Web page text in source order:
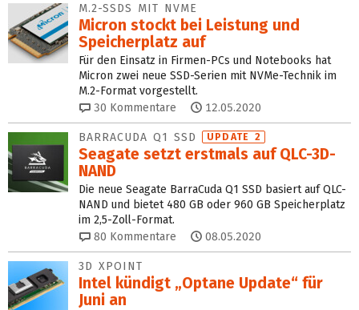
M.2-SSDS MIT NVME
Micron stockt bei Leistung und
Speicherplatz auf
Für den Einsatz in Firmen-PCs und Notebooks hat
Micron zwei neue SSD-Serien mit NVMe-Technik im
M.2-Format vorgestellt.
30 Kommentare 12.05.2020
BARRACUDA Q1 SSD UPDATE 2
Seagate setzt erstmals auf QLC-3D-
NAND
Die neue Seagate BarraCuda Q1 SSD basiert auf QLC-
NAND und bietet 480 GB oder 960 GB Speicherplatz
im 2,5-Zoll-Format.
80 Kommentare 08.05.2020
3D XPOINT
Intel kündigt „Optane Update“ für
Juni an